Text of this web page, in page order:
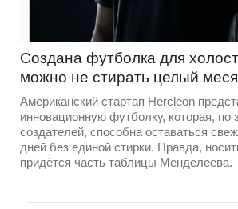
Создана футболка для
можно не стирать целый
Американский стартап Hercleon
инновационную футболку, которая, по
создателей, способна оставаться
дней без единой стирки. Правда,
придётся часть таблицы Менделеева.